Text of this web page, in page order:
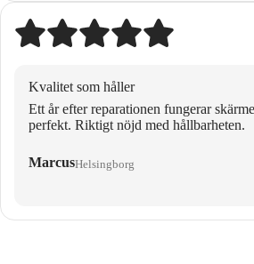
Kvalitet som håller
Ett år efter reparationen fungerar
perfekt. Riktigt nöjd med hållbarheten.
MarcusHelsingborg